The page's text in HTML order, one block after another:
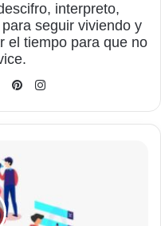
interpreto,
seguir viviendo y
el tiempo para que no
LinkedInPinterest